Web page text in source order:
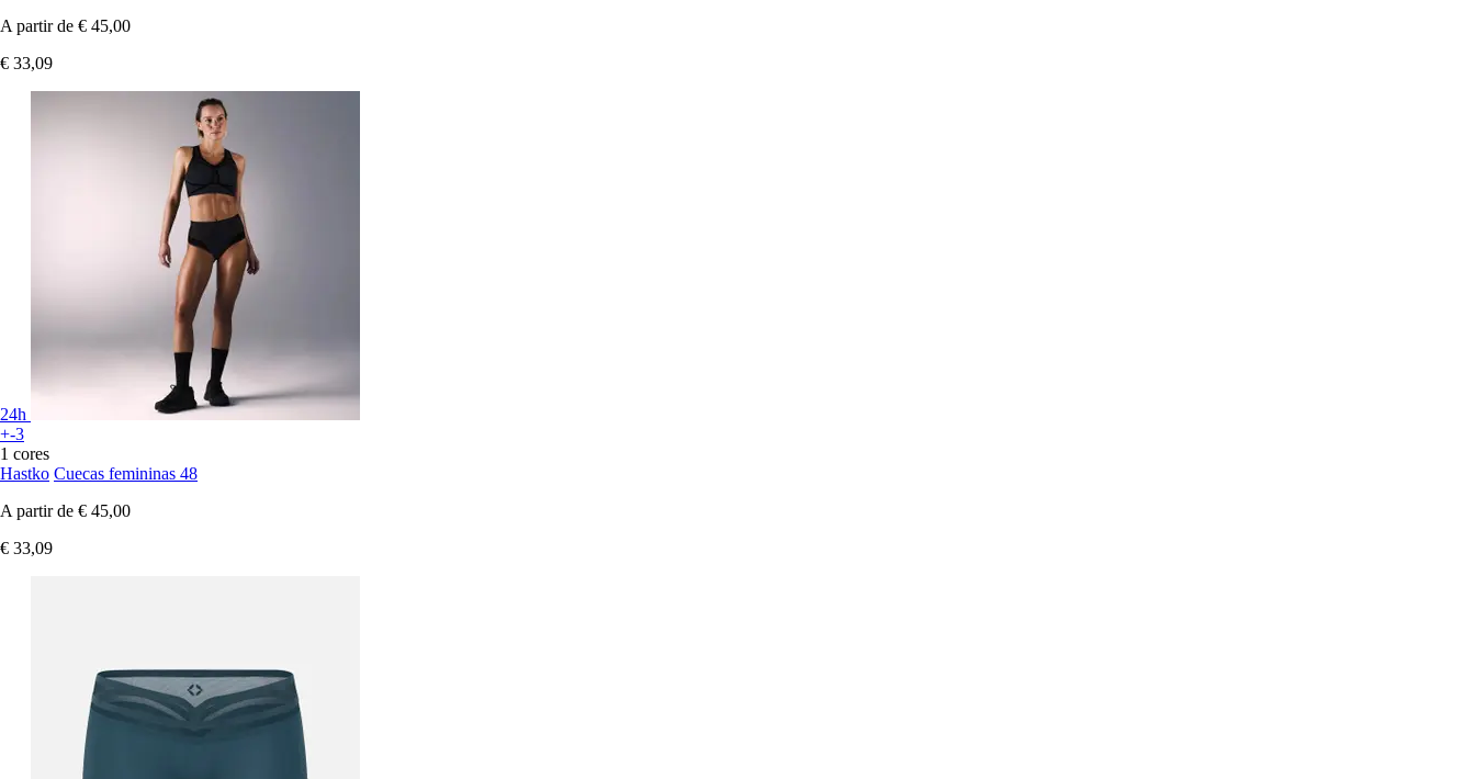
A partir de € 45,00
€ 33,09
24h
+-3
1 cores
Hastko Cuecas femininas 48
A partir de € 45,00
€ 33,09